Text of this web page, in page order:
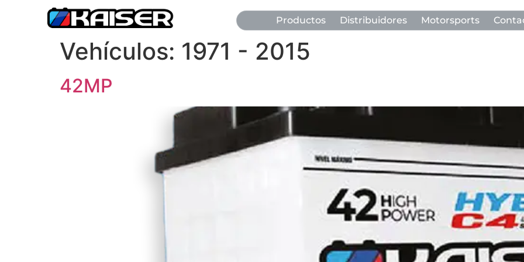
Productos Distribuidores Motorsports
Vehículos: 1971 - 2015
42MP